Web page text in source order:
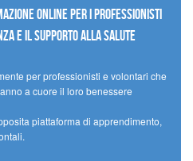
online per i professionisti
e il supporto alla salute
per professionisti e volontari che
a cuore il loro benessere
piattaforma di apprendimento,